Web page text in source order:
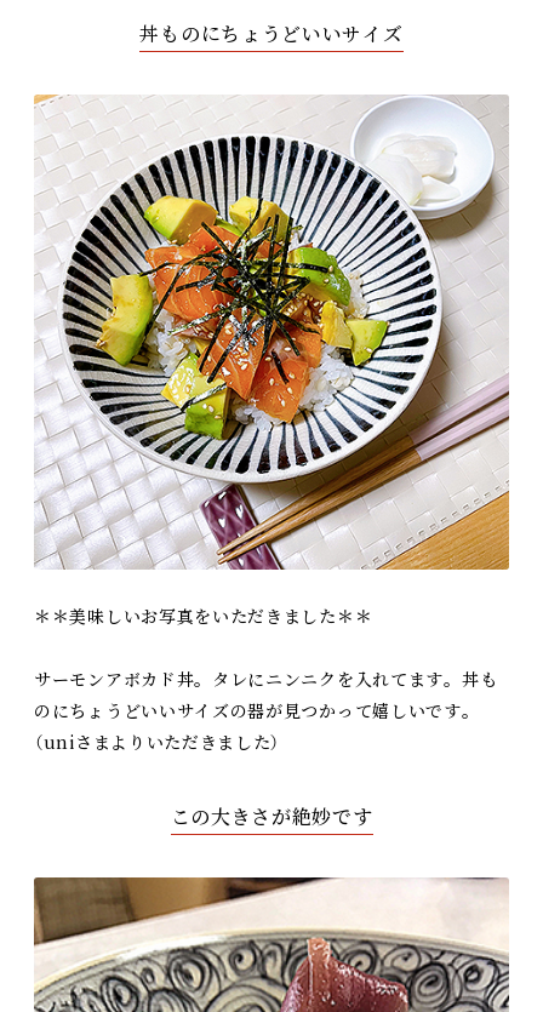
丼ものにちょうどいいサイズ
＊＊美味しいお写真をいただきました＊＊
サーモンアボカド丼。タレにニンニクを入れてます。丼も
のにちょうどいいサイズの器が見つかって嬉しいです。
（uniさまよりいただきました）
この大きさが絶妙です